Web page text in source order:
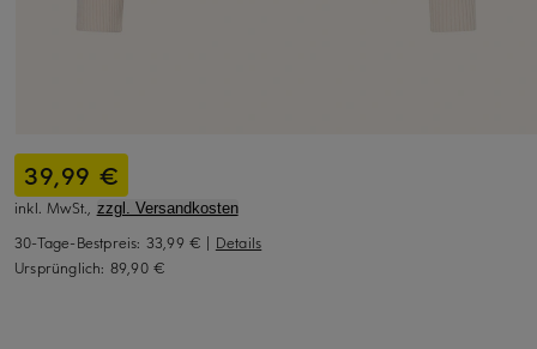
39,99 €
inkl. MwSt., zzgl. Versandkosten
30-Tage-Bestpreis: 33,99 € | Details
Ursprünglich: 89,90 €